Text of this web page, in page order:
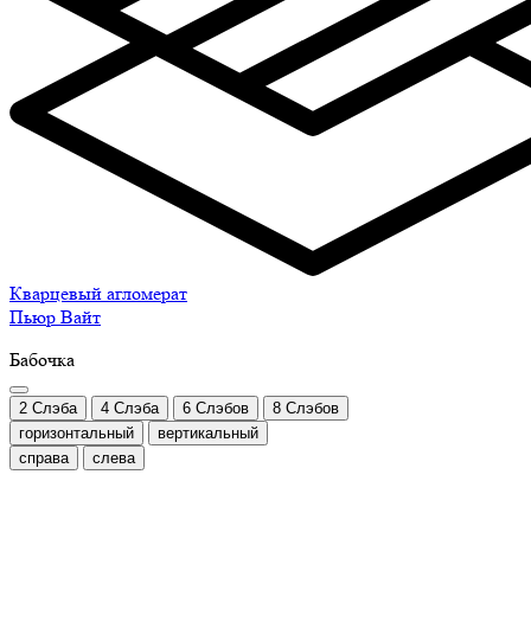
Кварцевый агломерат
Пьюр Вайт
Бабочка
2 Слэба 4 Слэба 6 Слэбов
8 Слэбов
горизонтальный
вертикальный
справа
слева